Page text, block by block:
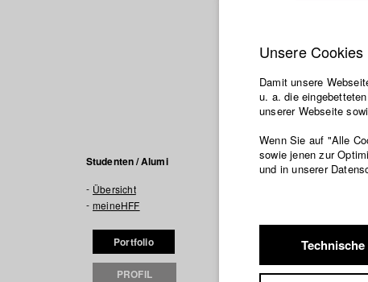
Felix
Studenten / Alumi
Übersicht
meineHFF
Portfolio
PROFIL
Info / Vita
Felix Sommer is
social and
philosophy in the
he discovered
that received
Unsere Cookies
Damit unsere
u. a. die
unserer Webseite
Wenn Sie auf "Alle
sowie jenen zur
und in unserer